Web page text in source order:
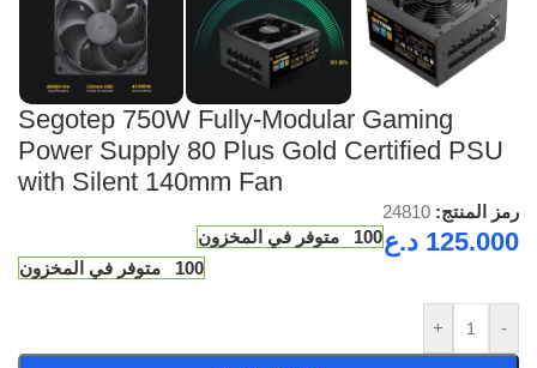
Segotep 750W Fully-Modular Gaming
Power Supply 80 Plus Gold Certified PSU
with Silent 140mm Fan
رمز المنتج: 24810
125.000 د.ع100 متوفر في المخزون
100 متوفر في المخزون
-
+